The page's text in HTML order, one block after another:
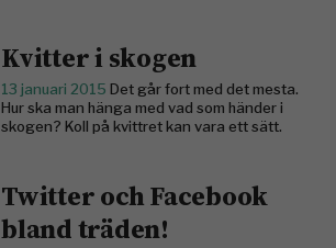
Kvitter i skogen
13 januari 2015 Det går fort med det mesta.
Hur ska man hänga med vad som händer i
skogen? Koll på kvittret kan vara ett sätt.
Twitter och Facebook
bland träden!